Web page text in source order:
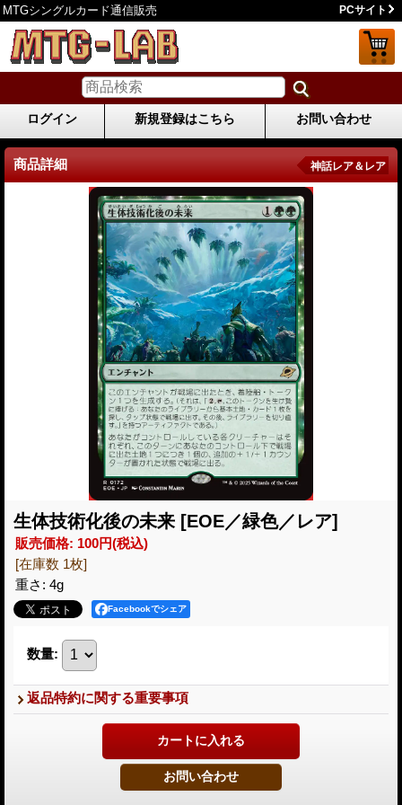
MTGシングルカード通信販売 PCサイト
ログイン 新規登録はこちら お問い合わせ
商品詳細 神話レア＆レア
生体技術化後の未来 [EOE／緑色／レア]
販売価格: 100円(税込)
[在庫数 1枚]
重さ : 4g
Facebookでシェア
数量:
返品特約に関する重要事項